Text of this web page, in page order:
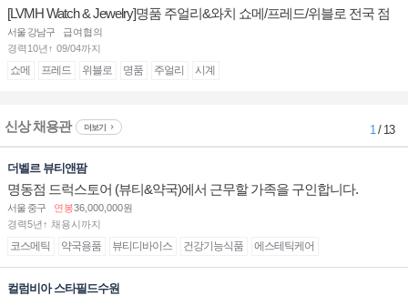
[LVMH Watch & Jewelry]명품 주얼리&와치 쇼메/프레드/위블로 전국 점
장/부점장/판매사원 채용
서울 강남구
급여협의
경력10년↑ 09/04까지
쇼메 프레드 위블로 명품 주얼리 시계
신상 채용관 더보기 1/ 13
더벨르 뷰티앤팜
명동점 드럭스토어 (뷰티&약국)에서 근무할 가족을 구인합니다.
서울 중구 연봉36,000,000원
경력5년↑ 채용시까지
코스메틱 약국용품 뷰티디바이스 건강기능식품 에스테틱케어
컬럼비아 스타필드수원